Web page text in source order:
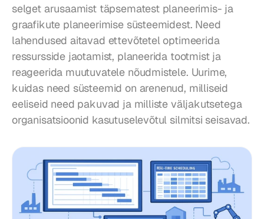
selget arusaamist täpsematest planeerimis- ja
graafikute planeerimise süsteemidest. Need
lahendused aitavad ettevõtetel optimeerida
ressursside jaotamist, planeerida tootmist ja
reageerida muutuvatele nõudmistele. Uurime,
kuidas need süsteemid on arenenud, milliseid
eeliseid need pakuvad ja milliste väljakutsetega
organisatsioonid kasutuselevõtul silmitsi seisavad.